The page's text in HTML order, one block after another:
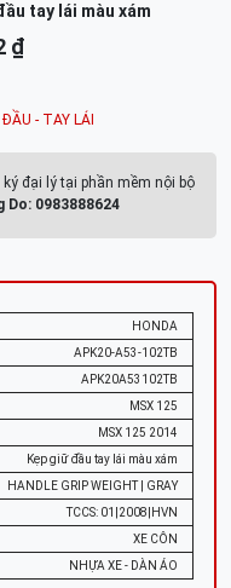
tay lái màu xám
₫
ĐẦU - TAY LÁI
đại lý tại phần mềm nội bộ
Do: 0983888624
HONDA
APK20-A53-102TB
APK20A53102TB
MSX 125
MSX 125 2014
Kẹp giữ đầu tay lái màu xám
HANDLE GRIP WEIGHT | GRAY
TCCS: 01|2008|HVN
XE CÔN
NHỰA XE - DÀN ÁO